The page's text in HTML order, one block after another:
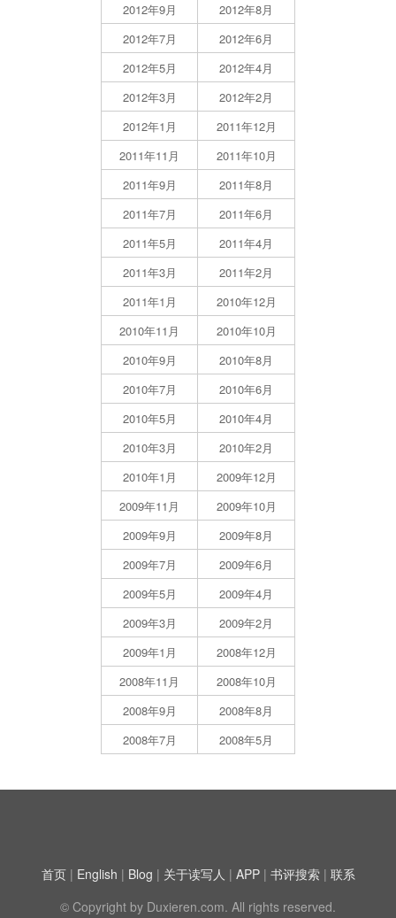
2012年9月
2012年8月
2012年7月
2012年6月
2012年5月
2012年4月
2012年3月
2012年2月
2012年1月
2011年12月
2011年11月
2011年10月
2011年9月
2011年8月
2011年7月
2011年6月
2011年5月
2011年4月
2011年3月
2011年2月
2011年1月
2010年12月
2010年11月
2010年10月
2010年9月
2010年8月
2010年7月
2010年6月
2010年5月
2010年4月
2010年3月
2010年2月
2010年1月
2009年12月
2009年11月
2009年10月
2009年9月
2009年8月
2009年7月
2009年6月
2009年5月
2009年4月
2009年3月
2009年2月
2009年1月
2008年12月
2008年11月
2008年10月
2008年9月
2008年8月
2008年7月
2008年5月
首页| English | Blog | 关于读写人 | APP| 书评搜索| 联系
© Copyright by Duxieren.com. All rights reserved.